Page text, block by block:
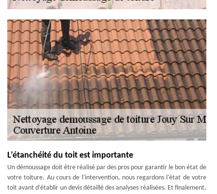
L’étanchéité du toit est importante
Un démoussage doit être réalisé par des pros pour garantir le bon état de
votre toiture. Au cours de l'intervention, nous regardons l'état de votre
toit avant d’établir un devis détaillé des analyses réalisées. Et finalement,